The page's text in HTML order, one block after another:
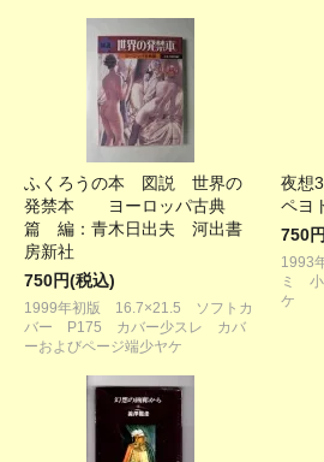
ふくろうの本 図説 世界の
発禁本 ヨーロッパ古典
篇 編：青木日出夫 河出書
房新社
750円(税込)
1999年初版 16.7×21.5 ソフトカ
バー P175 カバー少スレ カバ
ーおよびページ端少ヤケ
夜想
ペヨ
750
1993
ミ 小
ケ